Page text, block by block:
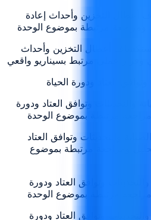
أعطال التخزين وأحداث إعادة
ومراجعة مرتبطة بموضوع الوحدة
أعطال التخزين وأحداث
وقرار عملي مرتبط بسيناريو واقعي
والتحديثات وتوافق العتاد ودورة
مرتبطة بموضوع الوحدة
والتحديثات وتوافق العتاد
ومراجعة مرتبطة بموضوع
وتوافق العتاد ودورة
مرتبطة بموضوع الوحدة
وتوافق العتاد ودورة